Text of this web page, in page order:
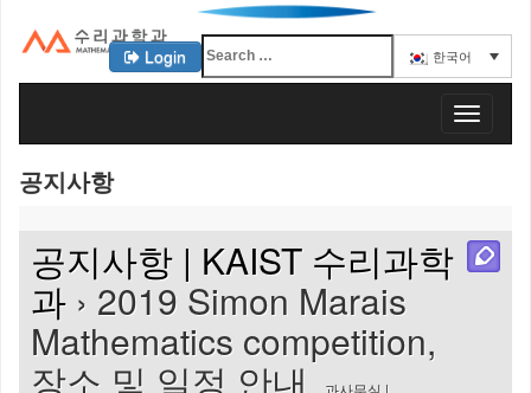
KAIST 수리과학과
Login 한국어
T
o
공지사항
공지사항 | KAIST 수리과학
과 › 2019 Simon Marais
Mathematics competition,
장소 및 일정 안내
과사무실 |